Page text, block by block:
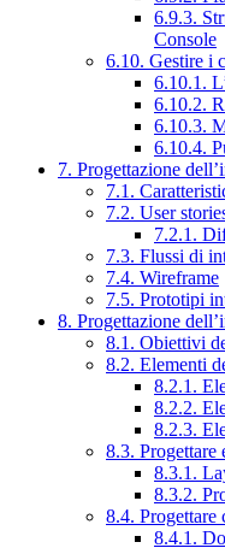
6.9.3.
Console
6.10. Gestire i
6.10.1.
6.10.2.
6.10.3.
6.10.4.
7. Progettazione
7.1.
7.2. User
7.2.1.
7.3. Flussi di
7.4. Wireframe
7.5. Prototipi
8. Progettazione
8.1. Obiettivi
8.2. Elementi
8.2.1.
8.2.2.
8.2.3.
8.3. Progettare
8.3.1.
8.3.2.
8.4. Progettare
8.4.1.